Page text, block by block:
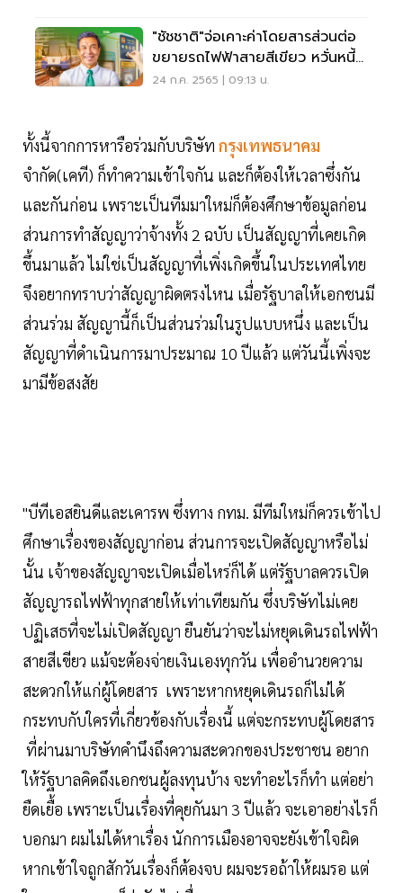
"ชัชชาติ"จ่อเคาะค่าโดยสารส่วนต่อ
ขยายรถไฟฟ้าสายสีเขียว หวั่นหนี้
พอกกทม.
24 ก.ค. 2565 | 09:13 น.
ทั้งนี้จากการหารือร่วมกับบริษัท กรุงเทพธนาคม
จำกัด(เคที) ก็ทำความเข้าใจกัน และก็ต้องให้เวลาซึ่งกัน
และกันก่อน เพราะเป็นทีมมาใหม่ก็ต้องศึกษาข้อมูลก่อน
ส่วนการทำสัญญาว่าจ้างทั้ง 2 ฉบับ เป็นสัญญาที่เคยเกิด
ขึ้นมาแล้ว ไม่ใช่เป็นสัญญาที่เพิ่งเกิดขึ้นในประเทศไทย
จึงอยากทราบว่าสัญญาผิดตรงไหน เมื่อรัฐบาลให้เอกชนมี
ส่วนร่วม สัญญานี้ก็เป็นส่วนร่วมในรูปแบบหนึ่ง และเป็น
สัญญาที่ดำเนินการมาประมาณ 10 ปีแล้ว แต่วันนี้เพิ่งจะ
มามีข้อสงสัย
"บีทีเอสยินดีและเคารพ ซึ่งทาง กทม. มีทีมใหม่ก็ควรเข้าไป
ศึกษาเรื่องของสัญญาก่อน ส่วนการจะเปิดสัญญาหรือไม่
นั้น เจ้าของสัญญาจะเปิดเมื่อไหร่ก็ได้ แต่รัฐบาลควรเปิด
สัญญารถไฟฟ้าทุกสายให้เท่าเทียมกัน ซึ่งบริษัทไม่เคย
ปฏิเสธที่จะไม่เปิดสัญญา ยืนยันว่าจะไม่หยุดเดินรถไฟฟ้า
สายสีเขียว แม้จะต้องจ่ายเงินเองทุกวัน เพื่ออำนวยความ
สะดวกให้แก่ผู้โดยสาร เพราะหากหยุดเดินรถก็ไม่ได้
กระทบกับใครที่เกี่ยวข้องกับเรื่องนี้ แต่จะกระทบผู้โดยสาร
ที่ผ่านมาบริษัทคำนึงถึงความสะดวกของประชาชน อยาก
ให้รัฐบาลคิดถึงเอกชนผู้ลงทุนบ้าง จะทำอะไรก็ทำ แต่อย่า
ยืดเยื้อ เพราะเป็นเรื่องที่คุยกันมา 3 ปีแล้ว จะเอาอย่างไรก็
บอกมา ผมไม่ได้หาเรื่อง นักการเมืองอาจจะยังเข้าใจผิด
หากเข้าใจถูกสักวันเรื่องก็ต้องจบ ผมจะรอถ้าให้ผมรอ แต่